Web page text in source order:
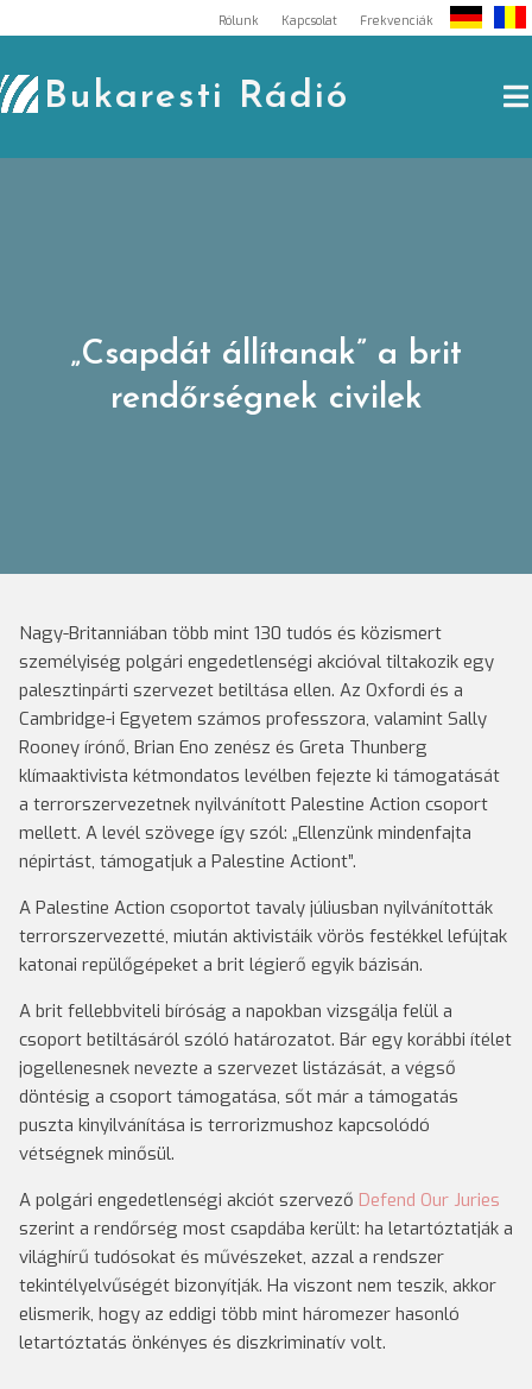
to
content
Rólunk Kapcsolat Frekvenciák
Bukaresti Rádió
„Csapdát állítanak” a brit
rendőrségnek civilek
Nagy-Britanniában több mint 130 tudós és közismert
személyiség polgári engedetlenségi akcióval tiltakozik egy
palesztinpárti szervezet betiltása ellen. Az Oxfordi és a
Cambridge-i Egyetem számos professzora, valamint Sally
Rooney írónő, Brian Eno zenész és Greta Thunberg
klímaaktivista kétmondatos levélben fejezte ki támogatását
a terrorszervezetnek nyilvánított Palestine Action csoport
mellett. A levél szövege így szól: „Ellenzünk mindenfajta
népirtást, támogatjuk a Palestine Actiont”.
A Palestine Action csoportot tavaly júliusban nyilvánították
terrorszervezetté, miután aktivistáik vörös festékkel lefújtak
katonai repülőgépeket a brit légierő egyik bázisán.
A brit fellebbviteli bíróság a napokban vizsgálja felül a
csoport betiltásáról szóló határozatot. Bár egy korábbi ítélet
jogellenesnek nevezte a szervezet listázását, a végső
döntésig a csoport támogatása, sőt már a támogatás
puszta kinyilvánítása is terrorizmushoz kapcsolódó
vétségnek minősül.
A polgári engedetlenségi akciót szervező Defend Our Juries
szerint a rendőrség most csapdába került: ha letartóztatják a
világhírű tudósokat és művészeket, azzal a rendszer
tekintélyelvűségét bizonyítják. Ha viszont nem teszik, akkor
elismerik, hogy az eddigi több mint háromezer hasonló
letartóztatás önkényes és diszkriminatív volt.